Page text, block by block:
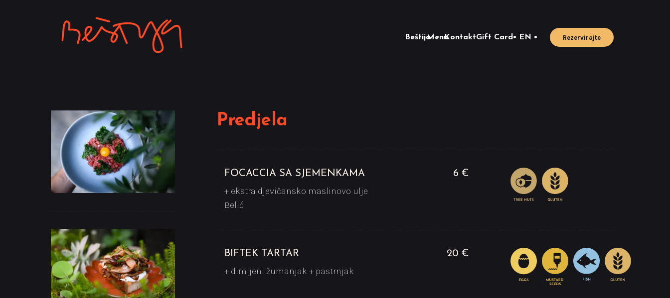
BeštijaMenuKontaktGift Card • EN • Rezervirajte
Predjela
FOCACCIA SA SJEMENKAMA
+ ekstra djevičansko maslinovo ulje
Belić
6 €
BIFTEK TARTAR
+ dimljeni žumanjak + pastrnjak
20 €